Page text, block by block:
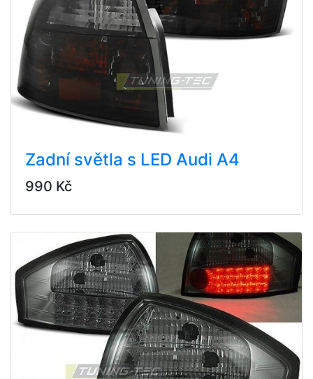
Zadní světla s LED Audi A4
990 Kč